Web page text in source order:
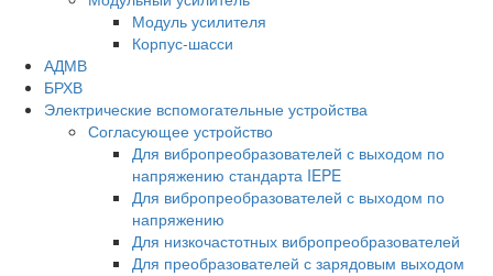
Модуль усилителя
Корпус-шасси
АДМВ
БРХВ
Электрические вспомогательные устройства
Согласующее устройство
Для вибропреобразователей с выходом по
напряжению стандарта IEPE
Для вибропреобразователей с выходом по
напряжению
Для низкочастотных вибропреобразователей
Для преобразователей с зарядовым выходом